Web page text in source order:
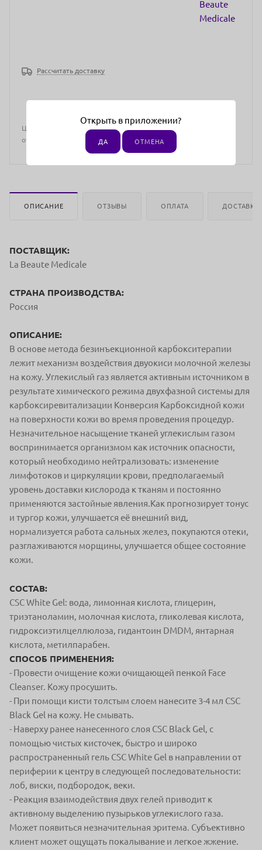
Рассчитать доставку
Цена действительна только для интернет-магазина и может
отличаться от цен в розничных магазинах
ОПИСАНИЕ ОТЗЫВЫ ОПЛАТА ДОСТАВКА
ПОСТАВЩИК:
La Beaute Medicale
СТРАНА ПРОИЗВОДСТВА:
Россия
ОПИСАНИЕ:
В основе метода безинъекционной карбокситерапии
лежит механизм воздействия двуокиси молочной железы
на кожу. Углекислый газ является активным источником в
результате химического режима двухфазной системы для
карбоксиревитализации Конверсия Карбоксидной кожи
на поверхности кожи во время проведения процедур.
Незначительное насыщение тканей углекислым газом
воспринимается организмом как источник опасности,
который необходимо нейтрализовать: изменение
лимфотоков и циркуляции крови, предполагаемый
уровень доставки кислорода к тканям и постоянно
применяются застойные явления.Как прогнозирует тонус
и тургор кожи, улучшается её внешний вид,
нормализуется работа сальных желез, покупаются отеки,
разглаживаются морщины, улучшается общее состояние
кожи.
СОСТАВ:
CSC White Gel: вода, лимонная кислота, глицерин,
триэтаноламин, молочная кислота, гликолевая кислота,
гидроксиэтилцеллюлоза, гидантоин DMDM, янтарная
кислота, метилпарабен.
СПОСОБ ПРИМЕНЕНИЯ:
- Провести очищение кожи очищающей пенкой Face
Cleanser. Кожу просушить.
- При помощи кисти толстым слоем нанесите 3-4 мл CSC
Black Gel на кожу. Не смывать.
- Наверху ранее нанесенного слоя CSC Black Gel, с
помощью чистых кисточек, быстро и широко
распространенный гель CSC White Gel в направлении от
периферии к центру в следующей последовательности:
лоб, виски, подбородок, веки.
- Реакция взаимодействия двух гелей приводит к
активному выделению пузырьков углекислого газа.
Может появиться незначительная эритема. Субъективно
клиент может ощущать покалывание и легкое жжение.
Открыть в приложении?
ДА ОТМЕНА